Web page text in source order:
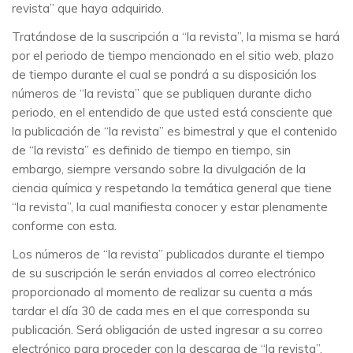
revista” que haya adquirido.
Tratándose de la suscripción a “la revista”, la misma se hará
por el periodo de tiempo mencionado en el sitio web, plazo
de tiempo durante el cual se pondrá a su disposición los
números de “la revista” que se publiquen durante dicho
periodo, en el entendido de que usted está consciente que
la publicación de “la revista” es bimestral y que el contenido
de “la revista” es definido de tiempo en tiempo, sin
embargo, siempre versando sobre la divulgación de la
ciencia química y respetando la temática general que tiene
“la revista”, la cual manifiesta conocer y estar plenamente
conforme con esta.
Los números de “la revista” publicados durante el tiempo
de su suscripción le serán enviados al correo electrónico
proporcionado al momento de realizar su cuenta a más
tardar el día 30 de cada mes en el que corresponda su
publicación. Será obligación de usted ingresar a su correo
electrónico para proceder con la descarga de “la revista”,